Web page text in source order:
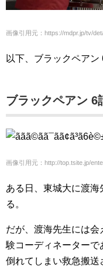
画像引用元：https://mdpr.jp/tv/
以下、ブラックペアン
ブラックペアン
画像引用元：http://top.tsite.jp/
ある日、東城大に渡海
る。
だが、渡海先生には
験コーディネーターで
倒れてしまい救急搬送